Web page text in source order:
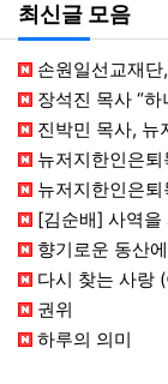
최신글 모음
손원일선교재단, 뉴저지은목회
장석진 목사 “하나
진박민 목사, 뉴저지은목회 8월
뉴저지한인은퇴목사회, 8
뉴저지한인은
[김순배] 사역을
향기로운 동산
다시 찾는 사랑
권위
하루의 의미